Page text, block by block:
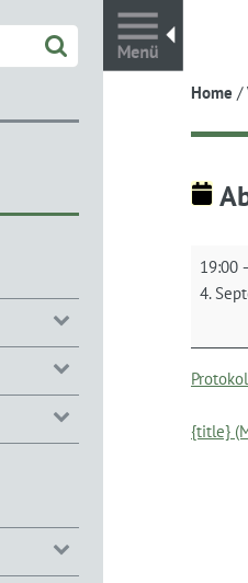
Home /
19:00
4.
{title}